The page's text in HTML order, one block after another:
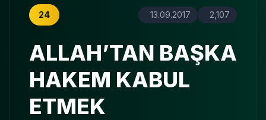
24 13.09.2017 2,107
ALLAH’TAN BAŞKA
HAKEM KABUL
ETMEK